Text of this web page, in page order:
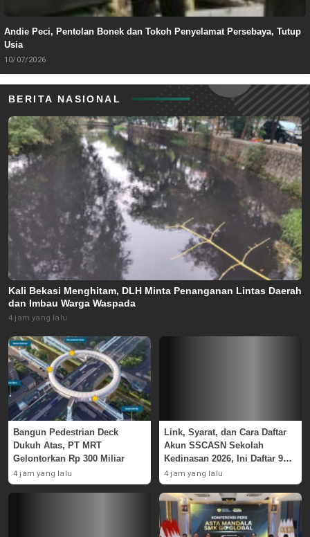
Andie Peci, Pentolan Bonek dan Tokoh Penyelamat Persebaya, Tutup
Usia
10/07/2026
BERITA NASIONAL
Kali Bekasi Menghitam, DLH Minta Penanganan Lintas Daerah
dan Imbau Warga Waspada
4 jam yang lalu
Bangun Pedestrian Deck
Dukuh Atas, PT MRT
Gelontorkan Rp 300 Miliar
4 jam yang lalu
Link, Syarat, dan Cara Daftar
Akun SSCASN Sekolah
Kedinasan 2026, Ini Daftar 9
Instansinya
4 jam yang lalu